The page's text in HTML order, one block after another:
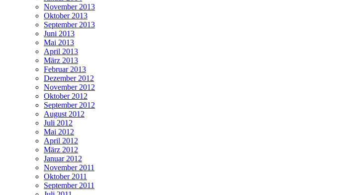
November 2013
Oktober 2013
September 2013
Juni 2013
Mai 2013
April 2013
März 2013
Februar 2013
Dezember 2012
November 2012
Oktober 2012
September 2012
August 2012
Juli 2012
Mai 2012
April 2012
März 2012
Januar 2012
November 2011
Oktober 2011
September 2011